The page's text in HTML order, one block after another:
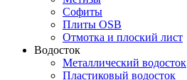
Софиты
Плиты OSB
Отмотка и плоский лист
Водосток
Металлический водосток
Пластиковый водосток